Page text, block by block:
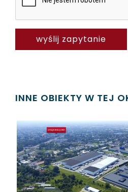
INNE OBIEKTY W TEJ